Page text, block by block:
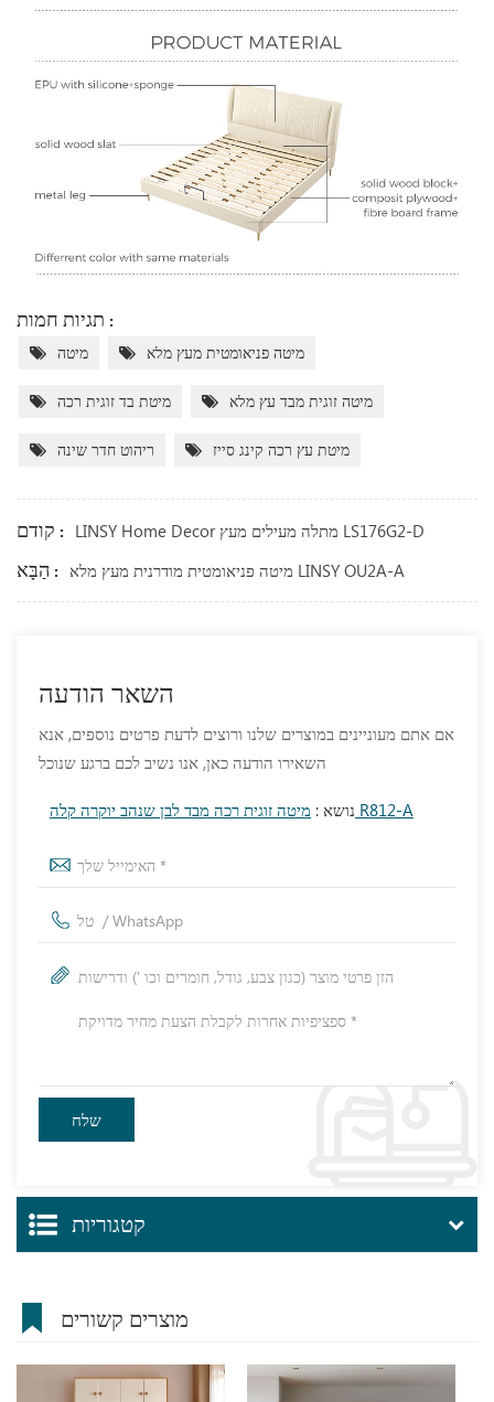
תגיות חמות :
מיטה מיטה פניאומטית מעץ מלא
מיטת בד זוגית רכה מיטה זוגית מבד עץ מלא
ריהוט חדר שינה מיטת עץ רכה קינג סייז
קודם : LINSY Home Decor מתלה מעילים מעץ LS176G2-D
הַבָּא : מיטה פניאומטית מודרנית מעץ מלא LINSY OU2A-A
השאר הודעה
אם אתם מעוניינים במוצרים שלנו ורוצים לדעת פרטים נוספים, אנא
השאירו הודעה כאן, אנו נשיב לכם ברגע שנוכל
נושא : מיטה זוגית רכה מבד לבן שנהב יוקרה קלה R812-A
קטגוריות
מוצרים קשורים